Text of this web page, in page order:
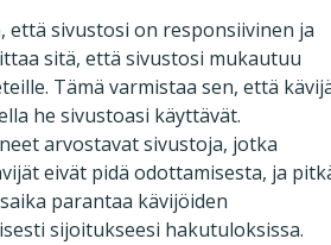
että sivustosi on responsiivinen ja
sitä, että sivustosi mukautuu
Tämä varmistaa sen, että
he sivustoasi käyttävät.
arvostavat sivustoja, jotka
eivät pidä odottamisesta, ja
parantaa kävijöiden
sijoitukseesi hakutuloksissa.